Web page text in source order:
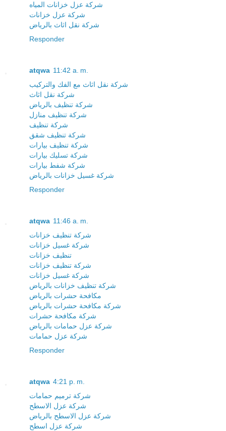
شركة عزل خزانات المياه
شركة عزل خزانات
شركة نقل اثاث بالرياض
Responder
atqwa 11:42 a. m.
شركة نقل اثاث مع الفك والتركيب
شركة نقل اثاث
شركة تنظيف بالرياض
شركة تنظيف منازل
شركة تنظيف
شركة تنظيف شقق
شركة تنظيف بيارات
شركة تسليك بيارات
شركة شفط بيارات
شركة غسيل خزانات بالرياض
Responder
atqwa 11:46 a. m.
شركة تنظيف خزانات
شركة غسيل خزانات
تنظيف خزانات
شركة تنظيف خزانات
شركة غسيل خزانات
شركة تنظيف خزانات بالرياض
مكافحة حشرات بالرياض
شركة مكافحة حشرات بالرياض
شركة مكافحة حشرات
شركة عزل حمامات بالرياض
شركة عزل حمامات
Responder
atqwa 4:21 p. m.
شركة ترميم حمامات
شركة عزل الاسطح
شركة عزل الاسطح بالرياض
شركة عزل اسطح